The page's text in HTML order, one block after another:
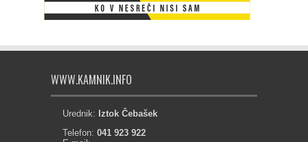
WWW.KAMNIK.INFO
Urednik: Iztok Čebašek
Telefon: 041 923 922